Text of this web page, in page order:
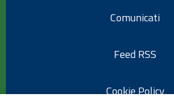
Comunicati
Feed RSS
Cookie Policy